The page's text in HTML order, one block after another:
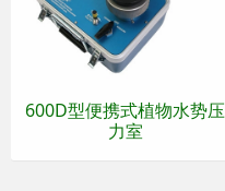
600D型便携式植物水势压
力室